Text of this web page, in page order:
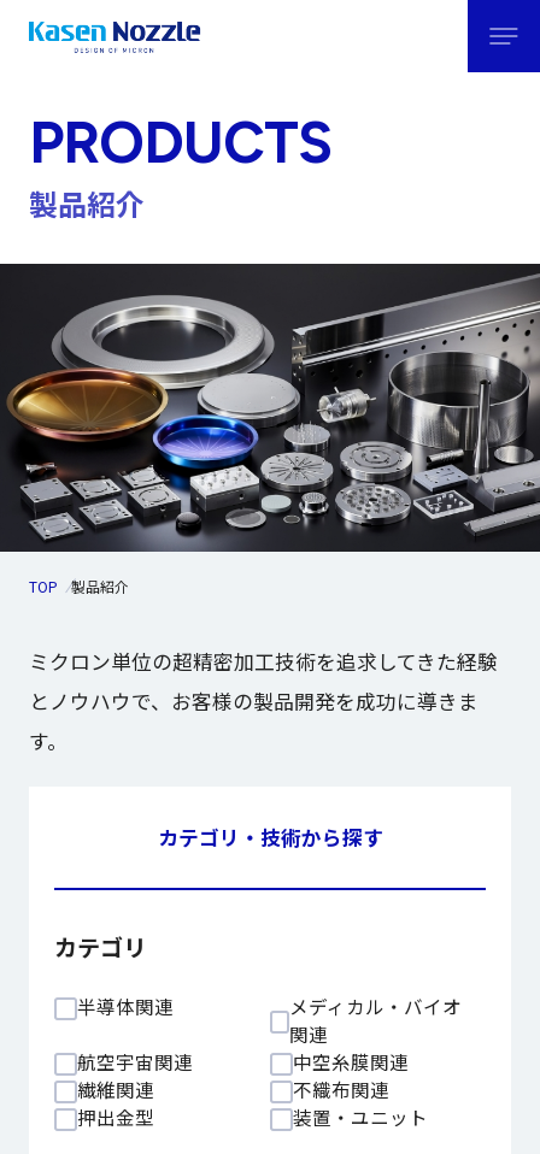
PRODUCTS
製品紹介
TOP 製品紹介
ミクロン単位の超精密加工技術を追求してきた経験
とノウハウで、お客様の製品開発を成功に導きま
す。
カテゴリ・技術から探す
カテゴリ
半導体関連
メディカル・バイオ
関連
航空宇宙関連
中空糸膜関連
繊維関連
不織布関連
押出金型
装置・ユニット